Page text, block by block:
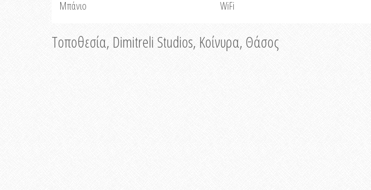
Μπάνιο
WiFi
Τοποθεσία, Dimitreli Studios, Κοίνυρα, Θάσος